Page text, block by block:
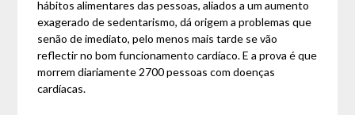
hábitos alimentares das pessoas, aliados a um aumento
exagerado de sedentarismo, dá origem a problemas que
senão de imediato, pelo menos mais tarde se vão
reflectir no bom funcionamento cardíaco. E a prova é que
morrem diariamente 2700 pessoas com doenças
cardíacas.